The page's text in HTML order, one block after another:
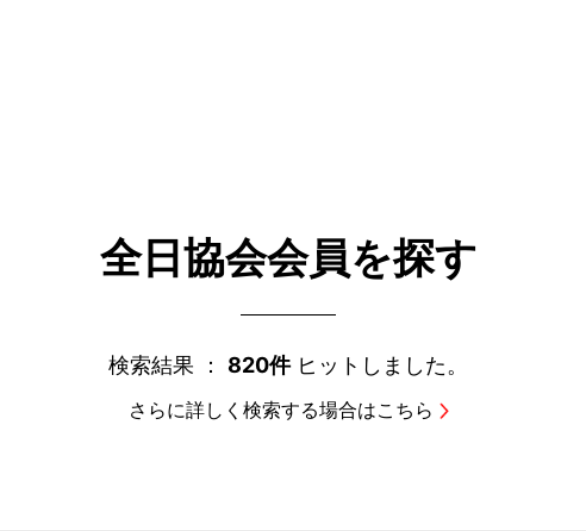
全日協会会員を探す
検索結果 ： 820件ヒットしました。
さらに詳しく検索する場合はこちら